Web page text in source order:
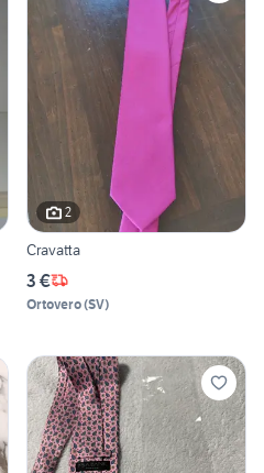
2
Cravatta
3 €
Ortovero(SV)